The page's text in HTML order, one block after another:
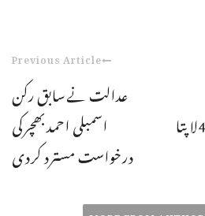
Previous Article
عدالت نےسابق رکن
اسمبلی احمدبھچرکی
درخواست مسترد کردی